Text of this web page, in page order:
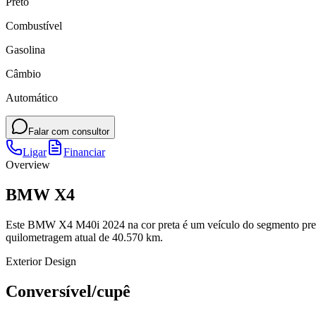
Combustível
Gasolina
Câmbio
Automático
Falar com consultor
Ligar
Financiar
Overview
BMW X4
Este BMW X4 M40i 2024 na cor preta é um veículo do segmento
quilometragem atual de 40.570 km.
Exterior Design
Conversível/cupê